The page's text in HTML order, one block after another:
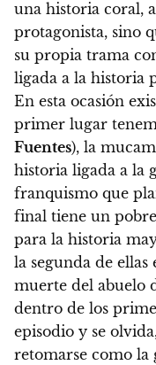
una historia coral,
protagonista, sino
su propia trama
ligada a la historia
En esta ocasión
primer lugar
Fuentes), la
historia ligada a la
franquismo que
final tiene un
para la historia
la segunda de ellas
muerte del abuelo
dentro de los
episodio y se
retomarse como la